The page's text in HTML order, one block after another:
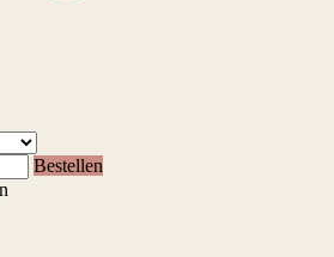
Bestellen